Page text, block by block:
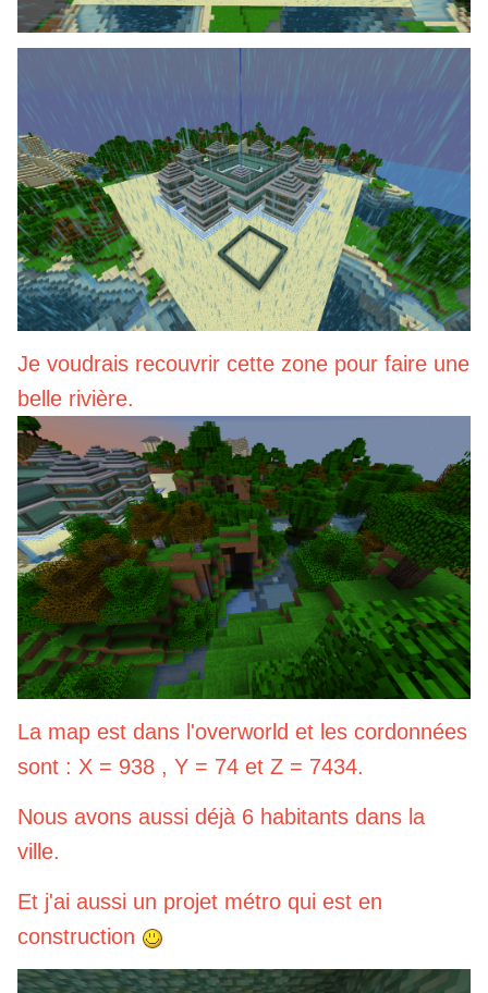
Je voudrais recouvrir cette zone pour faire une
belle rivière.
La map est dans l'overworld et les cordonnées
sont : X = 938 , Y = 74 et Z = 7434.
Nous avons aussi déjà 6 habitants dans la
ville.
Et j'ai aussi un projet métro qui est en
construction